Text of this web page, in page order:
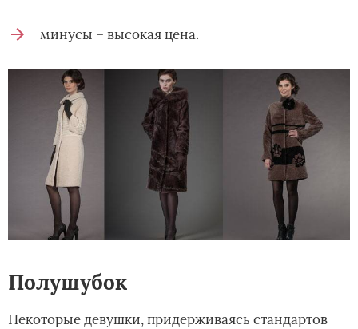
минусы – высокая цена.
Полушубок
Некоторые девушки, придерживаясь стандартов